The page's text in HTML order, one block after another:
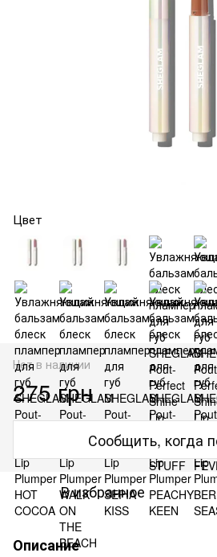
Цвет
Нет в наличии
275 грн
Сообщить, когда
В избранное
Описание